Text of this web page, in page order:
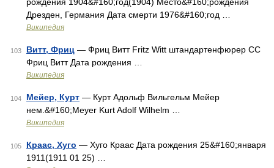
Дрезден, Германия Дата смерти 1976&#160;год …
Википедия
103 Витт, Фриц — Фриц Витт Fritz Witt штандартенфюрер СС
Фриц Витт Дата рождения …
Википедия
104 Мейер, Курт — Курт Адольф Вильгельм Мейер
нем.&#160;Meyer Kurt Adolf Wilhelm …
Википедия
105 Краас, Хуго — Хуго Краас Дата рождения 25&#160;января
1911(1911 01 25) …